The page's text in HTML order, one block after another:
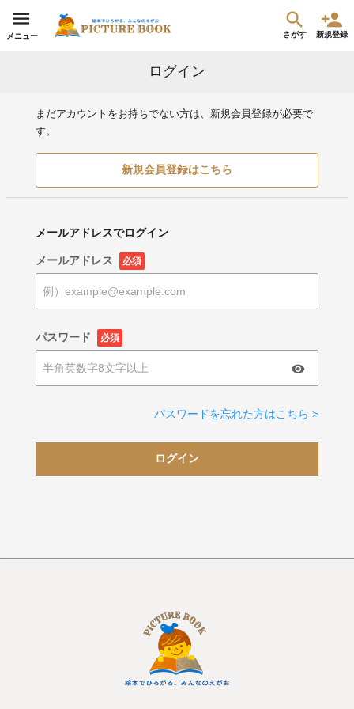
メニュー さがす 新規登録
ログイン
まだアカウントをお持ちでない方は、新規会員登録が必要で
す。
新規会員登録はこちら
メールアドレスでログイン
メールアドレス 必須
パスワード 必須
パスワードを忘れた方はこちら >
ログイン